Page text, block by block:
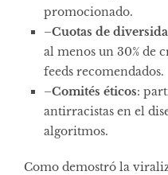
promocionado.
–Cuotas de
al menos un 30% de
feeds recomendados.
–Comités éticos:
antirracistas en el
algoritmos.
Como demostró la